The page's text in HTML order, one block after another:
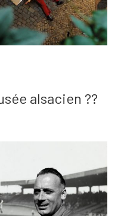
alsacien ??